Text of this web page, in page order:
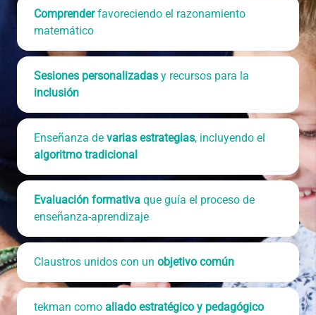
Comprenderfavoreciendo el razonamiento
matemático
Sesiones personalizadas y recursos para la
inclusión
Enseñanza de varias estrategias, incluyendo el
algoritmo tradicional
Evaluación formativa que guía el proceso de
enseñanza-aprendizaje
Claustros unidos con un objetivo común
tekman como aliado estratégico y pedagógico